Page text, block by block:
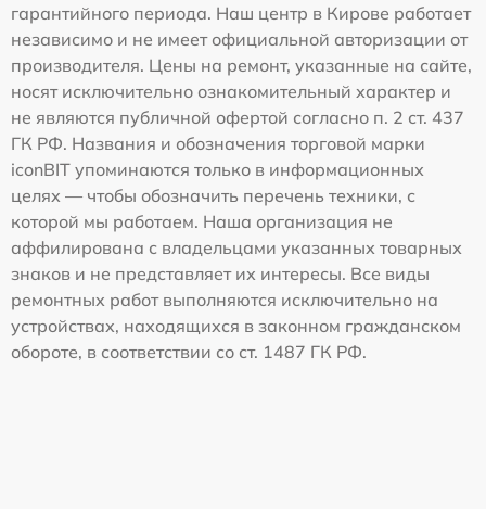
гарантийного периода. Наш центр в Кирове работает
независимо и не имеет официальной авторизации от
производителя. Цены на ремонт, указанные на сайте,
носят исключительно ознакомительный характер и
не являются публичной офертой согласно п. 2 ст. 437
ГК РФ. Названия и обозначения торговой марки
iconBIT упоминаются только в информационных
целях — чтобы обозначить перечень техники, с
которой мы работаем. Наша организация не
аффилирована с владельцами указанных товарных
знаков и не представляет их интересы. Все виды
ремонтных работ выполняются исключительно на
устройствах, находящихся в законном гражданском
обороте, в соответствии со ст. 1487 ГК РФ.